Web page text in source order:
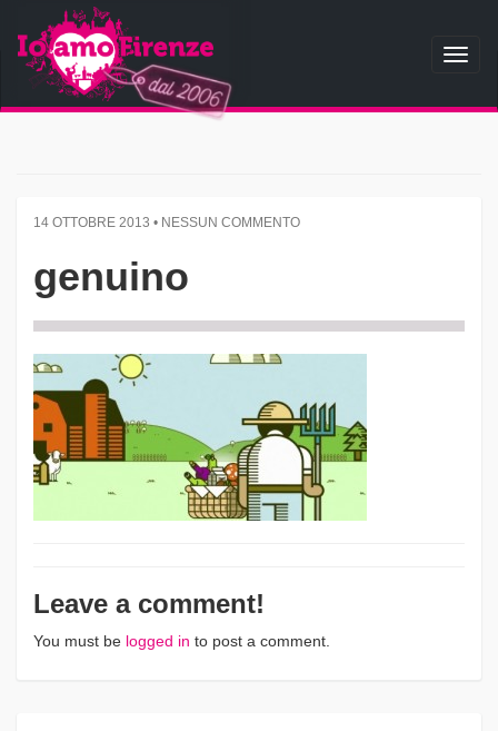
14 OTTOBRE 2013 • NESSUN COMMENTO
genuino
Leave a comment!
You must be logged in to post a comment.